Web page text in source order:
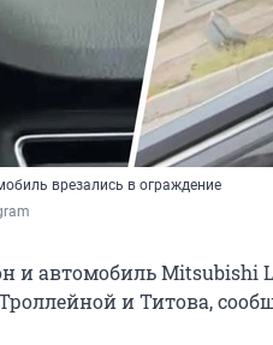
врезались в ограждение
и автомобиль Mitsubishi
и Титова,